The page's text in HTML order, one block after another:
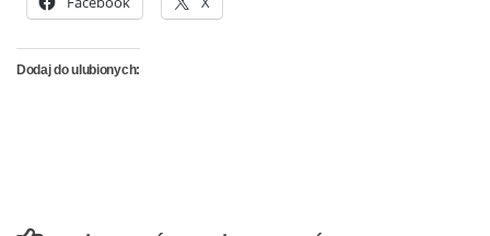
Dodaj do ulubionych: